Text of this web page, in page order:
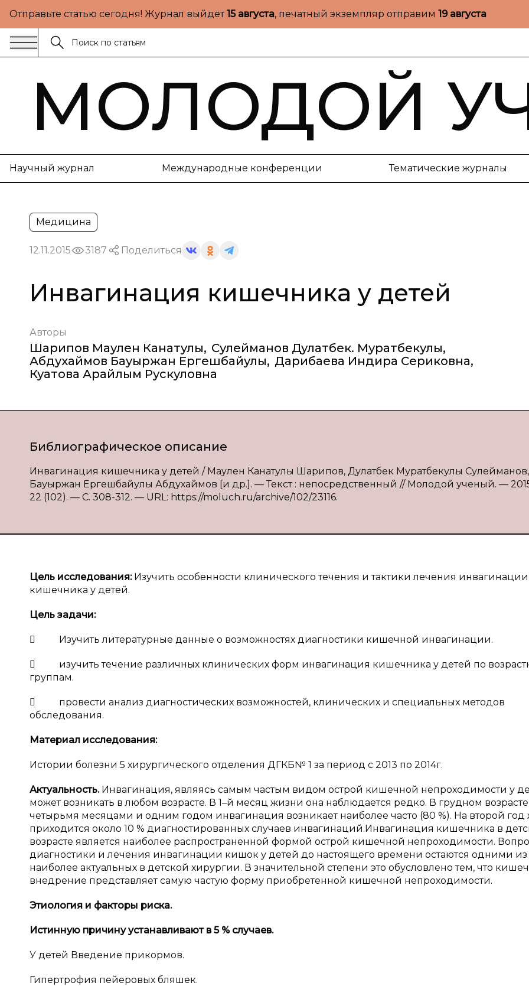
Отправьте статью сегодня! Журнал выйдет15 августа, печатный экземпляр отправим 19 августа
МОЛОДОЙ
Научный журнал Международные конференции Тематические журналы
Медицина
12.11.2015 3187 Поделиться
Инвагинация кишечника у детей
Авторы
Шарипов Маулен Канатулы, Сулейманов Дулатбек. Муратбекулы,
Абдухаймов Бауыржан Ергешбайулы, Дарибаева Индира Сериковна,
Куатова Арайлым Рускуловна
Библиографическое описание
Инвагинация кишечника у детей / Маулен Канатулы Шарипов, Дулатбек Муратбекулы Сулейманов,
Бауыржан Ергешбайулы Абдухаймов [и др.]. — Текст : непосредственный // Молодой ученый. —
22 (102). — С. 308-312. — URL: https://moluch.ru/archive/102/23116.
Цель исследования: Изучить особенности клинического течения и тактики лечения инвагинации
кишечника у детей.
Цель задачи:
 Изучить литературные данные о возможностях диагностики кишечной инвагинации.
 изучить течение различных клинических форм инвагинация кишечника у детей по
группам.
 провести анализ диагностических возможностей, клинических и специальных методов
обследования.
Материал исследования:
Истории болезни 5 хирургического отделения ДГКБ№ 1 за период с 2013 по 2014г.
Актуальность. Инвагинация, являясь самым частым видом острой кишечной непроходимости у
может возникать в любом возрасте. В 1–й месяц жизни она наблюдается редко. В грудном
четырьмя месяцами и одним годом инвагинация возникает наиболее часто (80 %). На второй год
приходится около 10 % диагностированных случаев инвагинаций.Инвагинация кишечника в
возрасте является наиболее распространенной формой острой кишечной непроходимости.
диагностики и лечения инвагинации кишок у детей до настоящего времени остаются одними из
наиболее актуальных в детской хирургии. В значительной степени это обусловлено тем, что
внедрение представляет самую частую форму приобретенной кишечной непроходимости.
Этиология и факторы риска.
Истинную причину устанавливают в 5 % случаев.
У детей Введение прикормов.
Гипертрофия пейеровых бляшек.